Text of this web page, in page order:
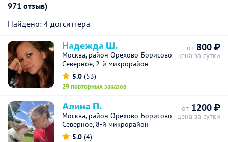
971 отзыв)
Найдено: 4 догситтера
Надежда Ш.
Москва, район Орехово-Борисово
Северное, 2-й микрорайон
5.0 (53)
29 повторных заказов
от 800 ₽
цена за сутки
Алина П.
Москва, район Орехово-Борисово
Северное, 8-й микрорайон
5.0 (4)
от 1200 ₽
цена за сутки